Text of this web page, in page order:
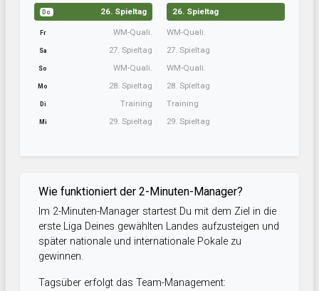
Do 26. Spieltag
Fr WM-Quali.
Sa 27. Spieltag
So WM-Quali.
Mo 28. Spieltag
Di Training
Mi 29. Spieltag
26. Spieltag
WM-Quali.
27. Spieltag
WM-Quali.
28. Spieltag
Training
29. Spieltag
Wie funktioniert der 2-Minuten-Manager?
Im 2-Minuten-Manager startest Du mit dem Ziel in die
erste Liga Deines gewählten Landes aufzusteigen und
später nationale und internationale Pokale zu
gewinnen.
Tagsüber erfolgt das Team-Management: